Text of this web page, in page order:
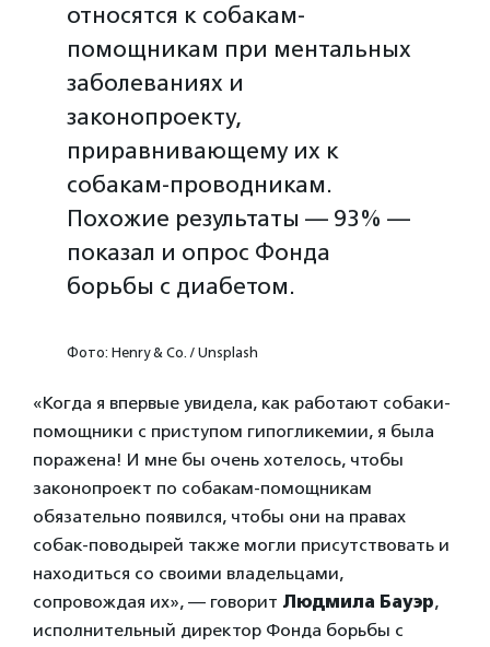
относятся к собакам-
помощникам при ментальных
заболеваниях и
законопроекту,
приравнивающему их к
собакам-проводникам.
Похожие результаты — 93% —
показал и опрос Фонда
борьбы с диабетом.
Фото: Henry & Co. / Unsplash
«Когда я впервые увидела, как работают собаки-
помощники с приступом гипогликемии, я была
поражена! И мне бы очень хотелось, чтобы
законопроект по собакам-помощникам
обязательно появился, чтобы они на правах
собак-поводырей также могли присутствовать и
находиться со своими владельцами,
сопровождая их», — говорит Людмила Бауэр,
исполнительный директор Фонда борьбы с